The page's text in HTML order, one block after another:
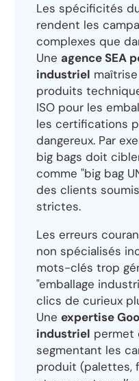
Les spécificités
rendent les
complexes que
Une agence SEA
industriel
produits
ISO pour les
les certifications
dangereux. Par
big bags doit
comme "big bag
des clients
strictes.
Les erreurs
non spécialisés
mots-clés trop
"emballage
clics de curieux
Une expertise
industriel permet
segmentant les
produit (palettes,